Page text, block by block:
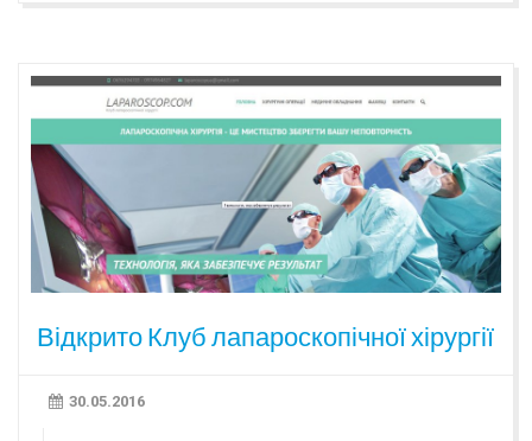
Відкрито Клуб лапароскопічної хірургії
30.05.2016